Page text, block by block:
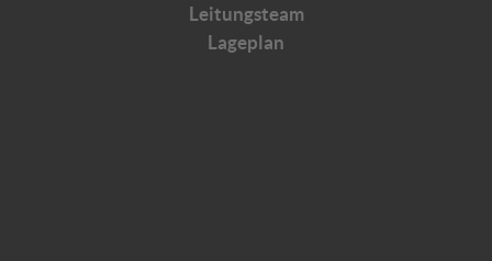
Leitungsteam
Lageplan